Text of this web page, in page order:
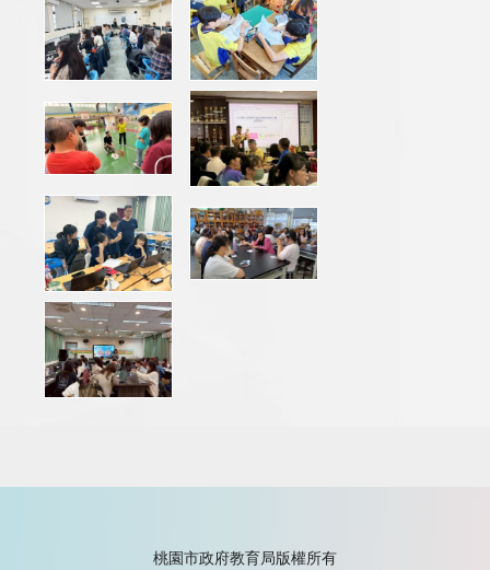
桃園市政府教育局版權所有